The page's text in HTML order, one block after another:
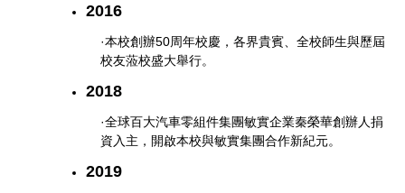
2016
·本校創辦50周年校慶，各界貴賓、全校師生與歷屆
校友蒞校盛大舉行。
2018
·全球百大汽車零組件集團敏實企業秦榮華創辦人捐
資入主，開啟本校與敏實集團合作新紀元。
2019